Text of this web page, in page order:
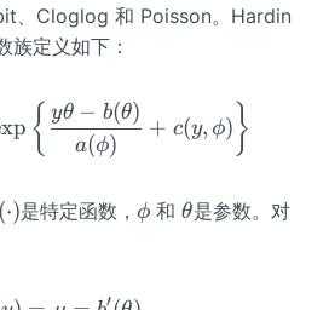
、Cloglog 和 Poisson。Hardin
定义如下：
f_{y}(y ; \theta,
{ a(ϕ)
yθ − b(θ)
+ c(y, ϕ) }
(⋅)是特定函数， \p
ϕ 和 \t
θ是参数。对
′